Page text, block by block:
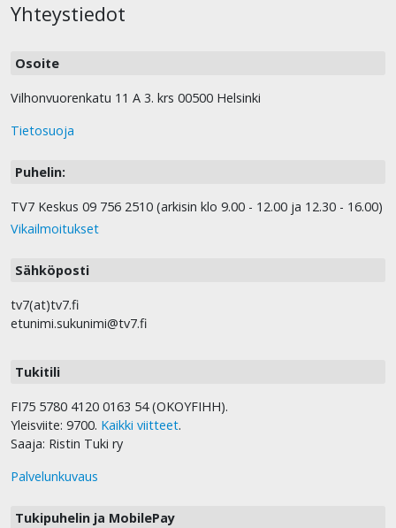
Yhteystiedot
Osoite
Vilhonvuorenkatu 11 A 3. krs 00500 Helsinki
Tietosuoja
Puhelin:
TV7 Keskus 09 756 2510 (arkisin klo 9.00 - 12.00 ja 12.30 - 16.00)
Vikailmoitukset
Sähköposti
tv7(at)tv7.fi
etunimi.sukunimi@tv7.fi
Tukitili
FI75 5780 4120 0163 54 (OKOYFIHH).
Yleisviite: 9700. Kaikki viitteet.
Saaja: Ristin Tuki ry
Palvelunkuvaus
Tukipuhelin ja MobilePay